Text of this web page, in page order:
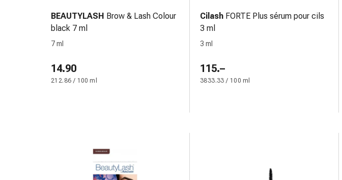
elastiche
Compresse
Medicazioni
le
dita
compressivi
Medicazioni
BEAUTYLASH Brow & Lash Colour
black 7 ml
7 ml
14.90
212.86 / 100 ml
Cilash FORTE Plus sérum pour cils
3 ml
3 ml
115.–
3833.33 / 100 ml